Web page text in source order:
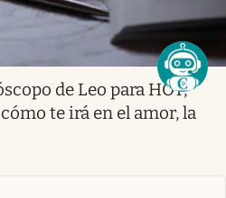
de Leo para HOY,
te irá en el amor, la